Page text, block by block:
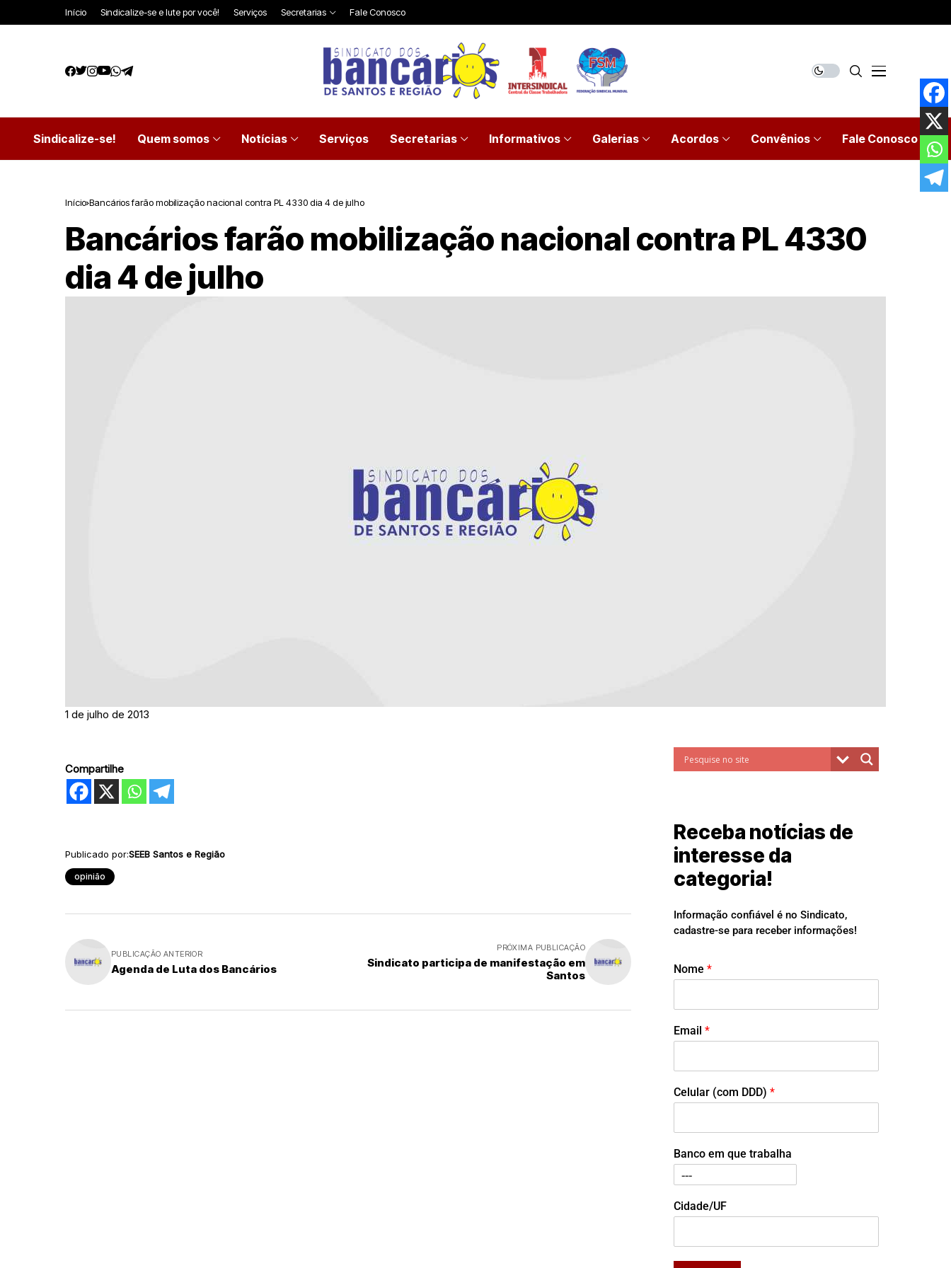
Início Sindicalize-se e lute por você! Serviços Secretarias Fale Conosco
Sindicalize-se! Quem somos Notícias Serviços Secretarias Informativos Galerias Acordos Convênios Fale Conosco
Início Bancários farão mobilização nacional contra PL 4330 dia 4 de julho
Bancários farão mobilização nacional contra PL 4330
dia 4 de julho
1 de julho de 2013
Compartilhe
Publicado por:SEEB Santos e Região
opinião
PUBLICAÇÃO ANTERIOR
Agenda de Luta dos Bancários
PRÓXIMA PUBLICAÇÃO
Sindicato participa de manifestação em
Santos
Receba notícias de
interesse da
categoria!
Informação confiável é no Sindicato,
cadastre-se para receber informações!
Nome *
Email *
Celular (com DDD) *
Banco em que trabalha
Cidade/UF